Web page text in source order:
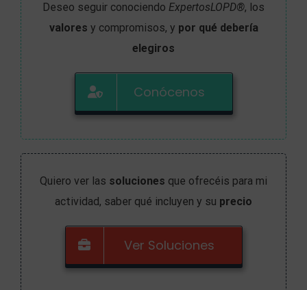
Deseo seguir conociendo ExpertosLOPD®, los
valores y compromisos, y por qué debería
elegiros
Conócenos
Quiero ver las soluciones que ofrecéis para mi
actividad, saber qué incluyen y su precio
Ver Soluciones